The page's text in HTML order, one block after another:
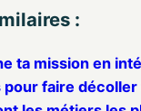
:
ta mission en
pour faire